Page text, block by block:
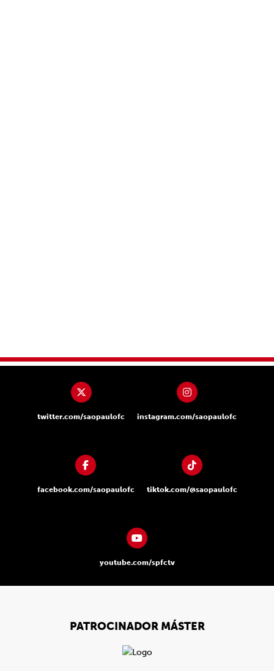
twitter.com/saopaulofc instagram.com/saopaulofc
facebook.com/saopaulofc tiktok.com/@saopaulofc
youtube.com/spfctv
PATROCINADOR MÁSTER